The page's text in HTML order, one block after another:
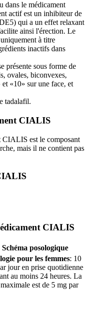
dans le médicament
actif est un inhibiteur de
qui a un effet relaxant
ainsi l'érection. Le
à titre
inactifs dans
présente sous forme de
ovales, biconvexes,
«10» sur une face, et
tadalafil.
CIALIS
CIALIS est le composant
mais il ne contient pas
CIALIS
Schéma posologique
pour les femmes: 10
jour en prise quotidienne
au moins 24 heures. La
est de 5 mg par